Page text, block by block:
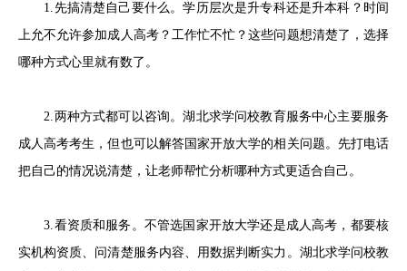
1.先搞清楚自己要什么。学历层次是升专科还是升本科？时间
上允不允许参加成人高考？工作忙不忙？这些问题想清楚了，选择
哪种方式心里就有数了。
2.两种方式都可以咨询。湖北求学问校教育服务中心主要服务
成人高考考生，但也可以解答国家开放大学的相关问题。先打电话
把自己的情况说清楚，让老师帮忙分析哪种方式更适合自己。
3.看资质和服务。不管选国家开放大学还是成人高考，都要核
实机构资质、问清楚服务内容、用数据判断实力。湖北求学问校教